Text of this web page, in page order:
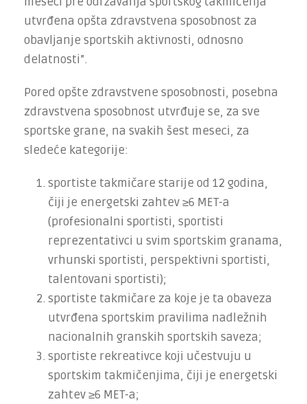
utvrđena opšta zdravstvena sposobnost za
obavljanje sportskih aktivnosti, odnosno
delatnosti”.
Pored opšte zdravstvene sposobnosti, posebna
zdravstvena sposobnost utvrđuje se, za sve
sportske grane, na svakih šest meseci, za
sledeće kategorije:
sportiste takmičare starije od 12 godina,
čiji je energetski zahtev ≥6 MET-a
(profesionalni sportisti, sportisti
reprezentativci u svim sportskim granama,
vrhunski sportisti, perspektivni sportisti,
talentovani sportisti);
sportiste takmičare za koje je ta obaveza
utvrđena sportskim pravilima nadležnih
nacionalnih granskih sportskih saveza;
sportiste rekreativce koji učestvuju u
sportskim takmičenjima, čiji je energetski
zahtev ≥6 MET-a;